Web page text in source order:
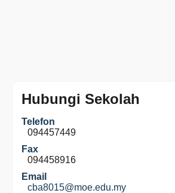
Hubungi Sekolah
Telefon
094457449
Fax
094458916
Email
cba8015@moe.edu.my